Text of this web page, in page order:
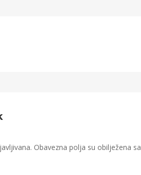
Obavezna polja su obilježena sa